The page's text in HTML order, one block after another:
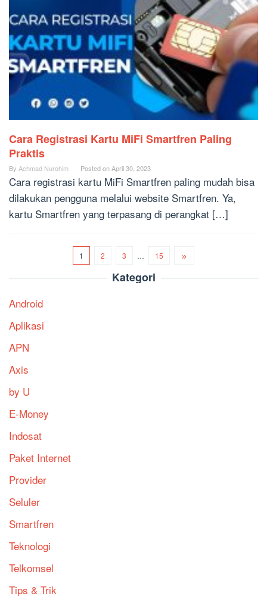
Cara Registrasi Kartu MiFi Smartfren Paling
Praktis
By Achmad Nurohim Posted onApril 30, 2023
Cara registrasi kartu MiFi Smartfren paling mudah bisa
dilakukan pengguna melalui website Smartfren. Ya,
kartu Smartfren yang terpasang di perangkat […]
1 2 3 … 15
Kategori
Android
Aplikasi
APN
Axis
by U
E-Money
Indosat
Paket Internet
Provider
Seluler
Smartfren
Teknologi
Telkomsel
Tips & Trik